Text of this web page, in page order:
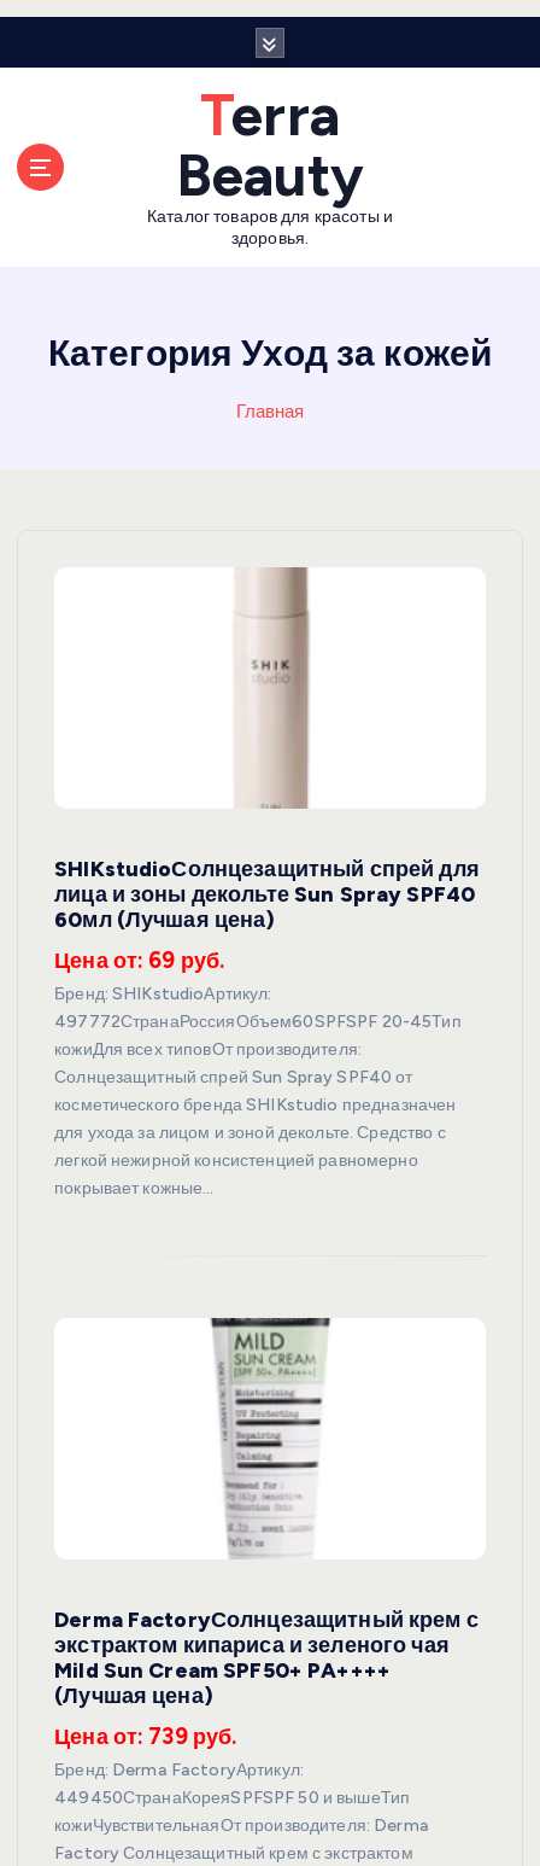
Terra
Beauty
Каталог товаров для красоты и
здоровья.
Категория Уход за кожей
Главная
SHIKstudioСолнцезащитный спрей для
лица и зоны декольте Sun Spray SPF40
60мл (Лучшая цена)
Цена от: 69 руб.
Бренд: SHIKstudioАртикул:
497772СтранаРоссияОбъем60SPFSPF 20-45Тип
кожиДля всех типовОт производителя:
Солнцезащитный спрей Sun Spray SPF40 от
косметического бренда SHIKstudio предназначен
для ухода за лицом и зоной декольте. Средство с
легкой нежирной консистенцией равномерно
покрывает кожные…
Derma FactoryСолнцезащитный крем с
экстрактом кипариса и зеленого чая
Mild Sun Cream SPF50+ PA++++
(Лучшая цена)
Цена от: 739 руб.
Бренд: Derma FactoryАртикул:
449450СтранаКореяSPFSPF 50 и вышеТип
кожиЧувствительнаяОт производителя: Derma
Factory Солнцезащитный крем с экстрактом